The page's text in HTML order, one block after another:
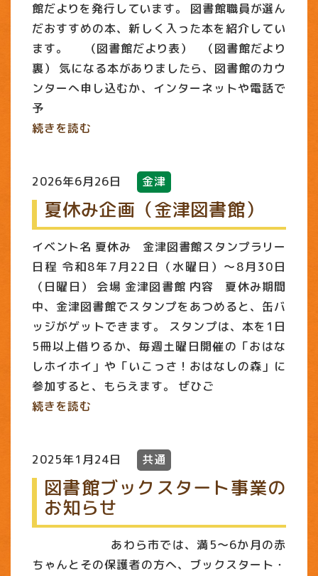
館だよりを発行しています。 図書館職員が選ん
だおすすめの本、新しく入った本を紹介してい
ます。 （図書館だより表） （図書館だより
裏） 気になる本がありましたら、図書館のカウ
ンターへ申し込むか、インターネットや電話で
予
続きを読む
2026年6月26日 金津
夏休み企画（金津図書館）
イベント名 夏休み 金津図書館スタンプラリー
日程 令和8年7月22日（水曜日）～8月30日
（日曜日） 会場 金津図書館 内容 夏休み期間
中、金津図書館でスタンプをあつめると、缶バ
ッジがゲットできます。 スタンプは、本を1日
5冊以上借りるか、毎週土曜日開催の「おはな
しホイホイ」や「いこっさ！おはなしの森」に
参加すると、もらえます。 ぜひご
続きを読む
2025年1月24日 共通
図書館ブックスタート事業の
お知らせ
あわら市では、満5〜6か月の赤
ちゃんとその保護者の方へ、ブックスタート・